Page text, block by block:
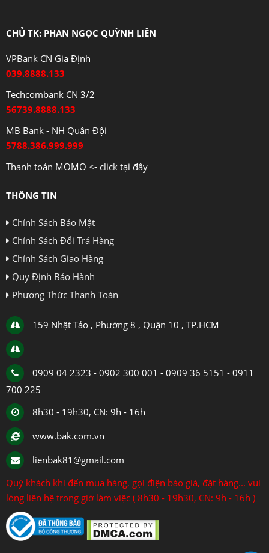
CHỦ TK: PHAN NGỌC QUỲNH LIÊN
VPBank CN Gia Định
039.8888.133
Techcombank CN 3/2
56739.8888.133
MB Bank - NH Quân Đội
5788.386.999.999
Thanh toán MOMO <- click tại đây
THÔNG TIN
Chính Sách Bảo Mật
Chính Sách Đổi Trả Hàng
Chính Sách Giao Hàng
Quy Định Bảo Hành
Phương Thức Thanh Toán
159 Nhật Tảo , Phường 8 , Quận 10 , TP.HCM
0909 04 2323 - 0902 300 001 - 0909 36 5151 - 0911
700 225
8h30 - 19h30, CN: 9h - 16h
www.bak.com.vn
lienbak81@gmail.com
Quý khách khi đến mua hàng, gọi điện báo giá, đặt hàng... vui
lòng liên hệ trong giờ làm việc ( 8h30 - 19h30, CN: 9h - 16h )